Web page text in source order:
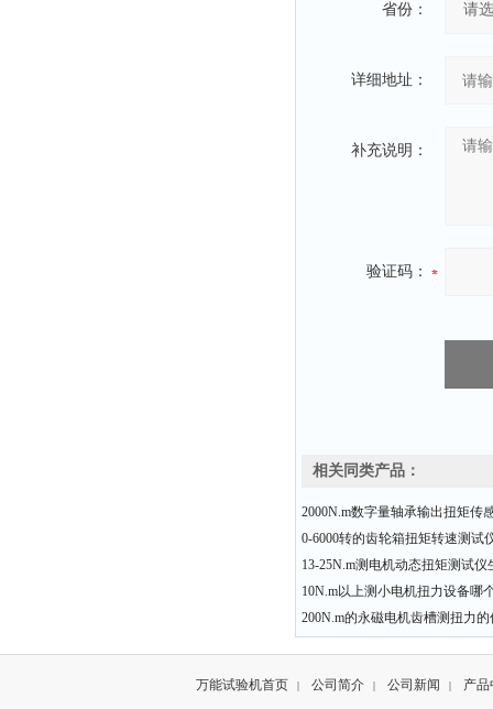
省份：
详细地址：
补充说明：
验证码：
相关同类产品：
2000N.m数字量轴承输出扭矩传
0-6000转的齿轮箱扭矩转速测试
13-25N.m测电机动态扭矩测试仪
10N.m以上测小电机扭力设备哪
200N.m的永磁电机齿槽测扭力
万能试验机首页 | 公司简介 | 公司新闻 | 产品